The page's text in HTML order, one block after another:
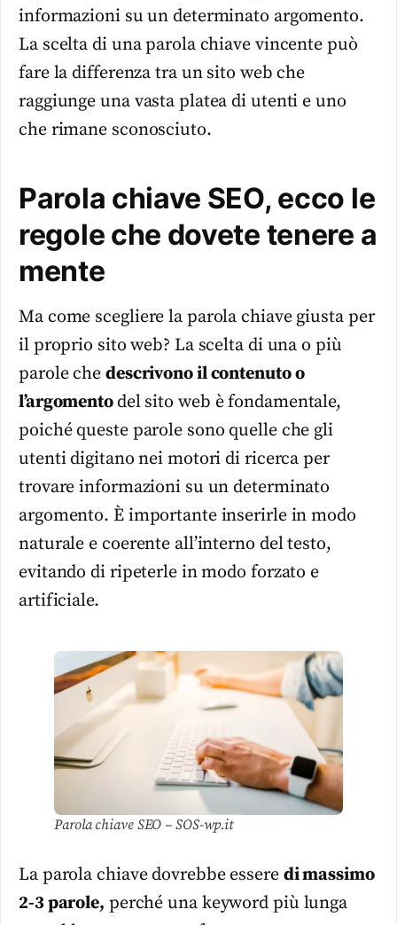
informazioni su un determinato argomento.
La scelta di una parola chiave vincente può
fare la differenza tra un sito web che
raggiunge una vasta platea di utenti e uno
che rimane sconosciuto.
Parola chiave SEO, ecco le
regole che dovete tenere a
mente
Ma come scegliere la parola chiave giusta per
il proprio sito web? La scelta di una o più
parole che descrivono il contenuto o
l’argomento del sito web è fondamentale,
poiché queste parole sono quelle che gli
utenti digitano nei motori di ricerca per
trovare informazioni su un determinato
argomento. È importante inserirle in modo
naturale e coerente all’interno del testo,
evitando di ripeterle in modo forzato e
artificiale.
Parola chiave SEO – SOS-wp.it
La parola chiave dovrebbe essere di massimo
2-3 parole, perché una keyword più lunga